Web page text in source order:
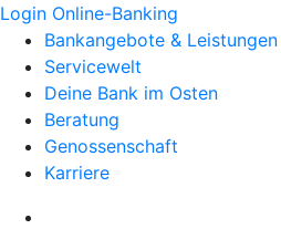
Login Online-Banking
Bankangebote & Leistungen
Servicewelt
Deine Bank im Osten
Beratung
Genossenschaft
Karriere